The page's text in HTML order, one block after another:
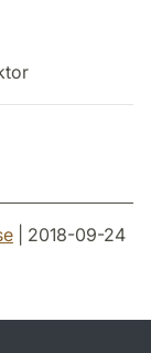
| 2018-09-24